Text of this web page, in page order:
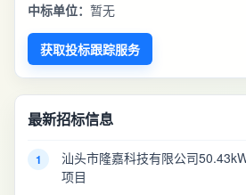
中标单位： 暂无
获取投标跟踪服务
最新招标信息
1
汕头市隆嘉科技有限公司
项目